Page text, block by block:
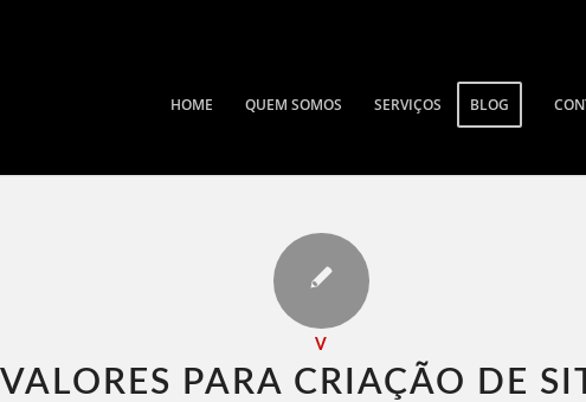
HOME QUEM SOMOS SERVIÇOS BLOG
V
VALORES PARA CRIAÇÃO DE